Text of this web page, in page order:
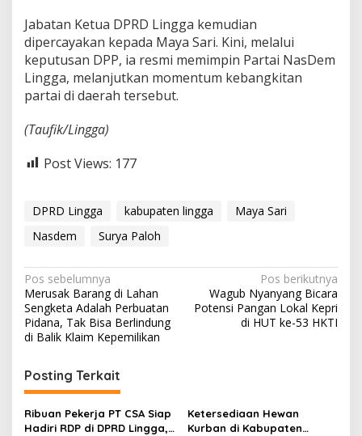
Jabatan Ketua DPRD Lingga kemudian
dipercayakan kepada Maya Sari. Kini, melalui
keputusan DPP, ia resmi memimpin Partai NasDem
Lingga, melanjutkan momentum kebangkitan
partai di daerah tersebut.
(Taufik/Lingga)
Post Views: 177
DPRD Lingga kabupaten lingga
Maya Sari
Nasdem
Surya Paloh
N
a
v
g
a
s
Pos sebelumnya
Merusak Barang di Lahan
Sengketa Adalah Perbuatan
Pidana, Tak Bisa Berlindung
di Balik Klaim Kepemilikan
Pos berikutnya
Wagub Nyanyang Bicara
Potensi Pangan Lokal Kepri
di HUT ke-53 HKTI
Posting Terkait
Ribuan Pekerja PT CSA Siap
Hadiri RDP di DPRD Lingga,
Ketersediaan Hewan
Kurban di Kabupaten